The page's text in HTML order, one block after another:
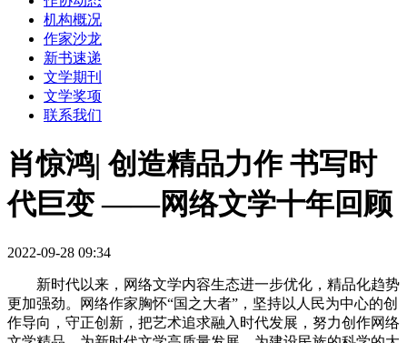
机构概况
作家沙龙
新书速递
文学期刊
文学奖项
联系我们
肖惊鸿| 创造精品力作 书写时
代巨变 ——网络文学十年回顾
2022-09-28 09:34
新时代以来，网络文学内容生态进一步优化，精品化趋势
更加强劲。网络作家胸怀“国之大者”，坚持以人民为中心的创
作导向，守正创新，把艺术追求融入时代发展，努力创作网络